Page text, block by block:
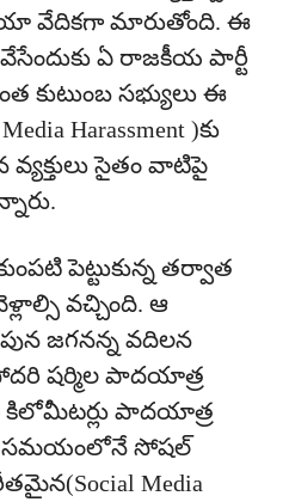
వేదికగా మారుతోంది. ఈ
వేసేందుకు ఏ రాజకీయ పార్టీ
కుటుంబ సభ్యులు ఈ
Harassment )కు
సైతం వాటిపై
పెట్టుకున్న తర్వాత
వచ్చింది. ఆ
జగనన్న వదిలన
షర్మిల పాదయాత్ర
కిలోమీటర్లు పాదయాత్ర
సమయంలోనే సోషల్
Media